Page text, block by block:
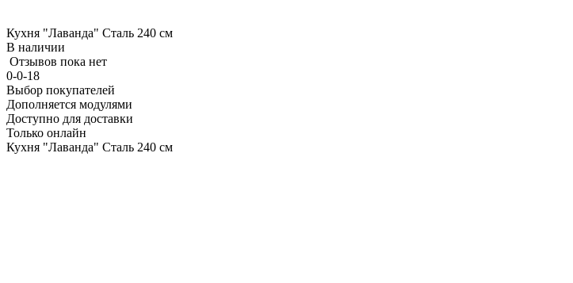
Кухня "Лаванда" Сталь 240 см
В наличии
Отзывов пока нет
0-0-18
Выбор покупателей
Дополняется модулями
Доступно для доставки
Только онлайн
Кухня "Лаванда" Сталь 240 см